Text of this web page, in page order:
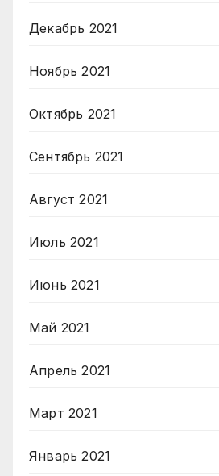
Декабрь 2021
Ноябрь 2021
Октябрь 2021
Сентябрь 2021
Август 2021
Июль 2021
Июнь 2021
Май 2021
Апрель 2021
Март 2021
Январь 2021